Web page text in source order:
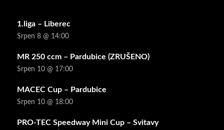
1.liga – Liberec
Srpen 8 @ 14:00
MR 250 ccm – Pardubice (ZRUŠENO)
Srpen 10 @ 17:00
MACEC Cup – Pardubice
Srpen 10 @ 18:00
PRO-TEC Speedway Mini Cup – Svitavy